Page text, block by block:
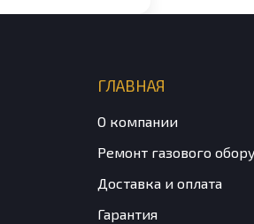
ГЛАВНАЯ
О компании
Ремонт газового
Доставка и оплата
Гарантия